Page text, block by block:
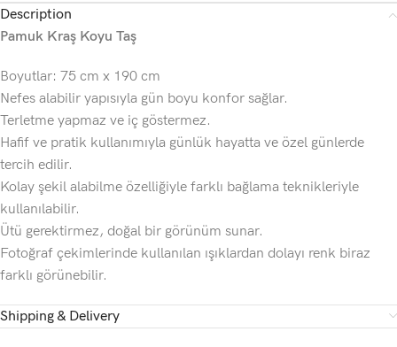
Description
Pamuk Kraş Koyu Taş
Boyutlar: 75 cm x 190 cm
Nefes alabilir yapısıyla gün boyu konfor sağlar.
Terletme yapmaz ve iç göstermez.
Hafif ve pratik kullanımıyla günlük hayatta ve özel günlerde
tercih edilir.
Kolay şekil alabilme özelliğiyle farklı bağlama teknikleriyle
kullanılabilir.
Ütü gerektirmez, doğal bir görünüm sunar.
Fotoğraf çekimlerinde kullanılan ışıklardan dolayı renk biraz
farklı görünebilir.
Shipping & Delivery